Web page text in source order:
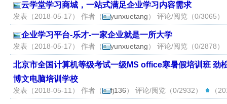
云学堂学习商城，一站式满足企业学习内容需求
发表（2018-05-17） 作者（ yunxuetang） 评论/阅览（0/3065）
企业学习平台-乐才-一家企业就是一所大学
发表（2018-05-17） 作者（ yunxuetang） 评论/阅览（0/2878）
北京市全国计算机等级考试一级MS office寒暑假培训班 劲
博文电脑培训学校
发表（2018-05-11） 作者（ fj136） 评论/阅览（0/2932） （